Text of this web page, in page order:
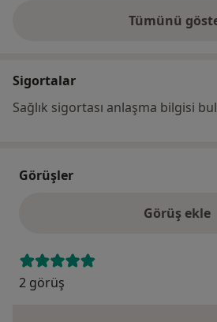
Tümünüadres
Sigortalar
Sağlık sigortası anlaşma bilgisi
Görüşler
Görüş ekle
2 görüş